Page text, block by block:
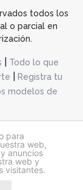
para
web,
anuncios
web y
visitantes.
todos los
o parcial en
Todo lo que
Registra tu
modelos de
de privacidad